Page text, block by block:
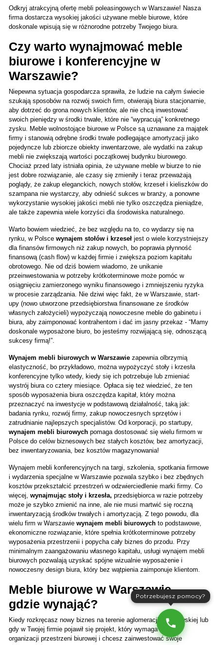
Odkryj atrakcyjną ofertę mebli poleasingowych w Warszawie! Nasza
firma dostarcza wysokiej jakości używane meble biurowe, które
doskonale wpisują się w różnorodne potrzeby Twojego biura.
Czy warto wynajmować meble
biurowe i konferencyjne w
Warszawie?
Niepewna sytuacja gospodarcza sprawiła, że ludzie na całym świecie
szukają sposobów na rozwój swoich firm, otwierają biura stacjonarnie,
aby dotrzeć do grona nowych klientów, ale nie chcą inwestować
swoich pieniędzy w środki trwałe, które nie “wypracują” konkretnego
zysku. Meble wolnostojące biurowe w Polsce są uznawane za majątek
firmy i stanowią odrębne środki trwałe podlegające amortyzacji jako
pojedyncze lub zbiorcze obiekty inwentarzowe, ale wydatki na zakup
mebli nie zwiększają wartości początkowej budynku biurowego.
Chociaż przed laty istniała opinia, że używane meble w biurze to nie
jest dobre rozwiązanie, ale czasy się zmieniły i teraz przeważają
poglądy, że zakup eleganckich, nowych stołów, krzeseł i kieliszków do
szampana nie wystarczy, aby odnieść sukces w branży, a ponowne
wykorzystanie wysokiej jakości mebli nie tylko oszczędza pieniądze,
ale także zapewnia wiele korzyści dla środowiska naturalnego.
Warto bowiem wiedzieć, że bez względu na to, co wydarzy się na
rynku, w Polsce wynajem stołów i krzeseł jest o wiele korzystniejszy
dla finansów firmowych niż zakup nowych, bo poprawia płynność
finansową (cash flow) w każdej firmie i zwiększa poziom kapitału
obrotowego. Nie od dziś bowiem wiadomo, że unikanie
przeinwestowania w potrzeby krótkoterminowe może pomóc w
osiągnięciu zamierzonego wyniku finansowego i zmniejszeniu ryzyka
w procesie zarządzania. Nie dziwi więc fakt, że w Warszawie, start-
upy (nowo utworzone przedsiębiorstwa finansowane ze środków
własnych założycieli) wypożyczają nowoczesne meble do gabinetu i
biura, aby zaimponować kontrahentom i dać im jasny przekaz - “Mamy
doskonale wyposażone biuro, bo jesteśmy rozwijającą się, odnoszącą
sukcesy firmą!”.
Wynajem mebli biurowych w Warszawie zapewnia olbrzymią
elastyczność, bo przykładowo, można wypożyczyć stoły i krzesła
konferencyjne tylko wtedy, kiedy się ich potrzebuje lub zmieniać
wystrój biura co cztery miesiące. Opłaca się też wiedzieć, że ten
sposób wyposażenia biura oszczędza kapitał, który można
przeznaczyć na inwestycje w podstawową działalność, taką jak:
badania rynku, rozwój firmy, zakup nowoczesnych sprzętów i
wynajem mebli biurowych pomaga dostosować się wielu firmom w
Polsce do celów biznesowych bez stałych kosztów, bez amortyzacji,
bez inwentaryzowania, bez kosztów magazynowania!
Wynajem mebli konferencyjnych na targi, szkolenia, spotkania firmowe
i wydarzenia specjalne w Warszawie pozwala szybko i bez zbędnych
kosztów przekształcić przestrzeń w odzwierciedlenie marki firmy. Co
więcej, wynajmując stoły i krzesła, przedsiębiorca w razie potrzeby
może je szybko zmienić na inne, ale nie musi martwić się roczną
inwentaryzacją środków trwałych i amortyzacją. Z tego powodu, dla
wielu firm w Warszawie wynajem mebli biurowych to podstawowe,
ekonomiczne rozwiązanie, które spełnia krótkoterminowe potrzeby
wyposażenia przestrzenii i popycha cały biznes do przodu. Przy
minimalnym zaangażowaniu własnego kapitału, usługi wynajem mebli
biurowych pozwalają uzyskać spójne wizualnie wyposażenie i
nowoczesny design biura, który bez wątpienia zaimponuje klientom.
Meble biurowe w Warszawie -
gdzie wynająć?
Kiedy rozkręcasz nowy biznes na terenie aglomeracji warszawskiej lub
gdy w Twojej firmie pojawił się projekt, który wymaga zmiany
organizacji przestrzeni biurowej i chcesz zainwestować swoje
Potrzebujesz pomocy?